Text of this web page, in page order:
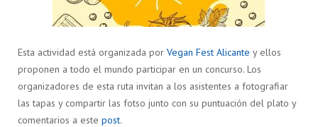
Esta actividad está organizada por Vegan Fest Alicante y ellos
proponen a todo el mundo participar en un concurso. Los
organizadores de esta ruta invitan a los asistentes a fotografiar
las tapas y compartir las fotso junto con su puntuación del plato y
comentarios a este post.